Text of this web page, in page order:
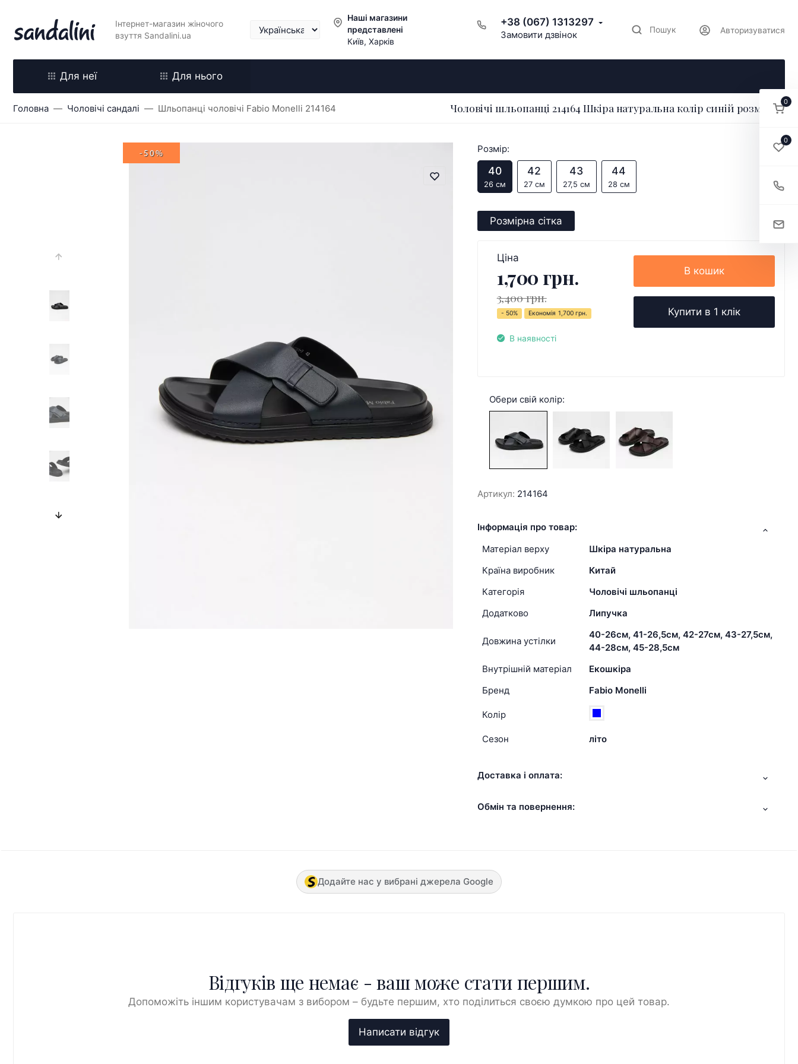
Інтернет-магазин жіночого
взуття Sandalini.ua
Наші магазини
представлені
Київ, Харків
+38 (067) 1313297
Замовити дзвінок Пошук Авторизуватися
Для неї Для нього
Головна Чоловічі сандалі Шльопанці чоловічі Fabio Monelli 214164 Чоловічі шльопанці 214164 Шкіра натуральна колір синій розмір 40
-50% Розмір:
40
26 см
42
27 см
43
27,5 см
44
28 см
Розмірна сітка
Ціна
1,700 грн.
3,400 грн.
- 50% Економія 1,700 грн.
В наявності
В кошик
Купити в 1 клік
Обери свій колір:
Артикул: 214164
Інформація про товар:
Матеріал верху
Шкіра натуральна
Країна виробник
Китай
Категорія
Чоловічі шльопанці
Додатково
Липучка
Довжина устілки
40-26см, 41-26,5см, 42-27см, 43-27,5см,
44-28см, 45-28,5см
Внутрішній матеріал
Екошкіра
Бренд
Fabio Monelli
Колір
Сезон літо
Доставка і оплата:
Обмін та повернення:
Додайте нас у вибрані джерела Google
Відгуків ще немає - ваш може стати першим.
Допоможіть іншим користувачам з вибором – будьте першим, хто поділиться своєю думкою про цей товар.
0
0